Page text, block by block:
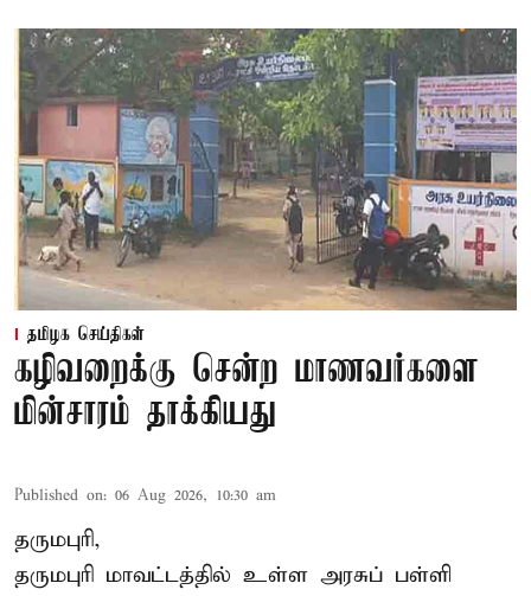
தமிழக செய்திகள்
கழிவறைக்கு சென்ற மாணவர்களை
மின்சாரம் தாக்கியது
Published on: 06 Aug 2026, 10:30 am
தருமபுரி,
தருமபுரி மாவட்டத்தில் உள்ள அரசுப் பள்ளி